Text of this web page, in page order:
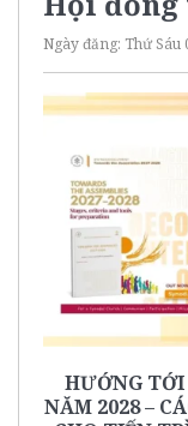
Ngày đăng: Thứ Sáu
HƯỚNG
NĂM 2028 –